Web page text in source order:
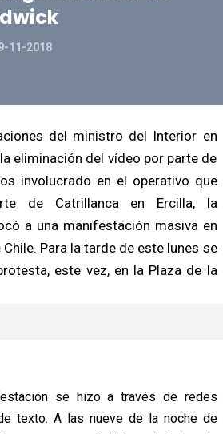
11-2018
del ministro del Interior en
eliminación del vídeo por parte de
involucrado en el operativo que
de Catrillanca en Ercilla, la
a una manifestación masiva en
Para la tarde de este lunes se
este vez, en la Plaza de la
se hizo a través de redes
texto. A las nueve de la noche de